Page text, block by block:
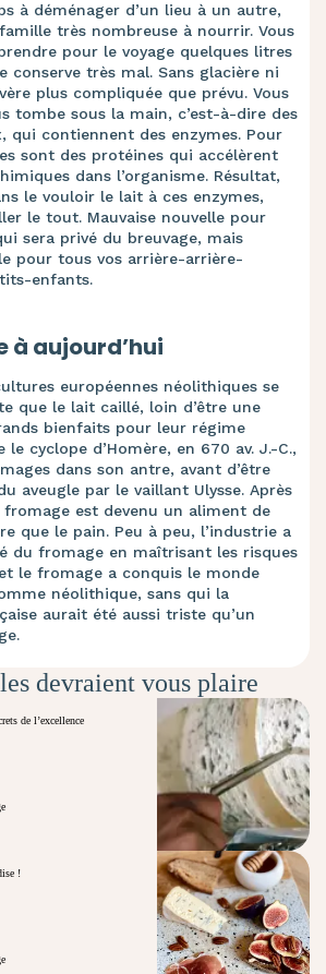
à déménager d’un lieu à un autre,
très nombreuse à nourrir. Vous
pour le voyage quelques litres
conserve très mal. Sans glacière ni
plus compliquée que prévu. Vous
tombe sous la main, c’est-à-dire des
qui contiennent des enzymes. Pour
sont des protéines qui accélèrent
dans l’organisme. Résultat,
le vouloir le lait à ces enzymes,
le tout. Mauvaise nouvelle pour
sera privé du breuvage, mais
pour tous vos arrière-arrière-
enfants.
à aujourd’hui
européennes néolithiques se
que le lait caillé, loin d’être une
bienfaits pour leur régime
le cyclope d’Homère, en 670 av. J.-C.,
dans son antre, avant d’être
aveugle par le vaillant Ulysse. Après
fromage est devenu un aliment de
que le pain. Peu à peu, l’industrie a
du fromage en maîtrisant les risques
le fromage a conquis le monde
néolithique, sans qui la
aurait été aussi triste qu’un
devraient vous plaire
de l’excellence
!